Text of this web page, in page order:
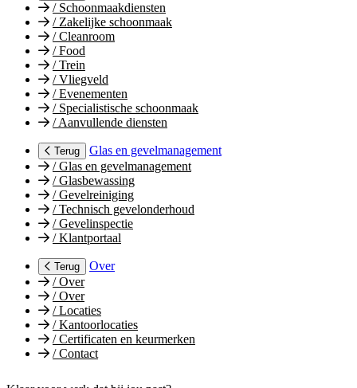
/Schoonmaakdiensten
/Zakelijke schoonmaak
/Cleanroom
/Food
/Trein
/Vliegveld
/Evenementen
/Specialistische schoonmaak
/Aanvullende diensten
Terug
Glas en gevelmanagement
/Glas en gevelmanagement
/Glasbewassing
/Gevelreiniging
/Technisch gevelonderhoud
/Gevelinspectie
/Klantportaal
Terug
Over
/Over
/Over
/Locaties
/Kantoorlocaties
/Certificaten en keurmerken
/Contact